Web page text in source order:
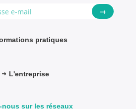
→
pratiques
L'entreprise
nous sur les réseaux